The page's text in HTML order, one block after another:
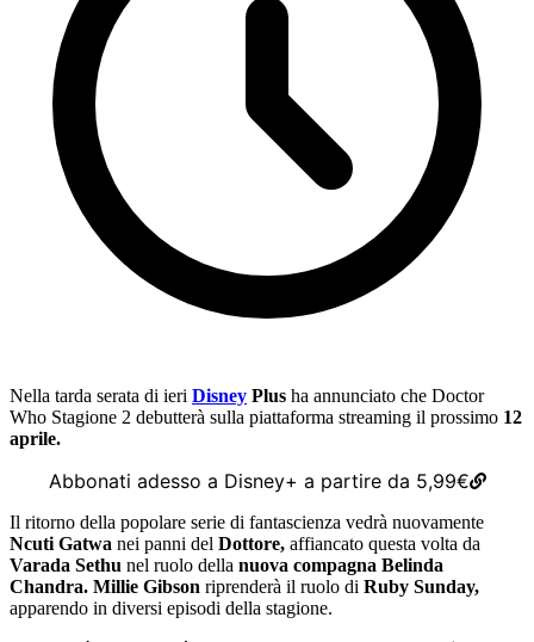
Nella tarda serata di ieri Disney Plus ha annunciato che Doctor
Who Stagione 2 debutterà sulla piattaforma streaming il prossimo 12
aprile.
Abbonati adesso a Disney+ a partire da 5,99€
Il ritorno della popolare serie di fantascienza vedrà nuovamente
Ncuti Gatwa nei panni del Dottore, affiancato questa volta da
Varada Sethu nel ruolo della nuova compagna Belinda
Chandra. Millie Gibson riprenderà il ruolo di Ruby Sunday,
apparendo in diversi episodi della stagione.